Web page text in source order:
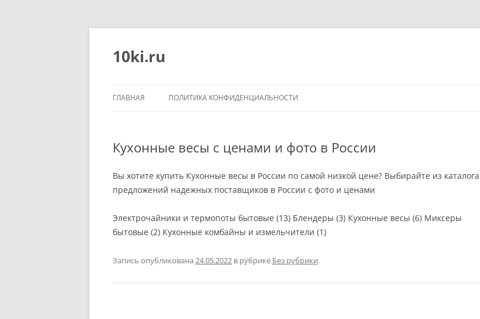
Перейти
содержимому
10ki.ru
ГЛАВНАЯ ПОЛИТИКА КОНФИДЕНЦИАЛЬНОСТИ
Кухонные весы с ценами и фото в России
Вы хотите купить Кухонные весы в России по самой низкой цене? Выбирайте из каталога
предложений надежных поставщиков в России с фото и ценами
Электрочайники и термопоты бытовые (13) Блендеры (3) Кухонные весы (6) Миксеры
бытовые (2) Кухонные комбайны и измельчители (1)
Запись опубликована 24.05.2022 в рубрике Без рубрики.